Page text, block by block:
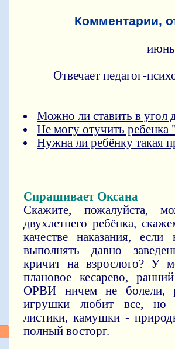
Комментарии,
Отвечает педагог-
Можно ли ставить в угол
Не могу отучить
Нужна ли ребёнку такая
Спрашивает Оксана
Скажите, пожалуйста,
двухлетнего ребёнка,
качестве наказания, если
выполнять давно
кричит на взрослого? У
плановое кесарево,
ОРВИ ничем не болели,
игрушки любит все, но
листики, камушки -
полный восторг.